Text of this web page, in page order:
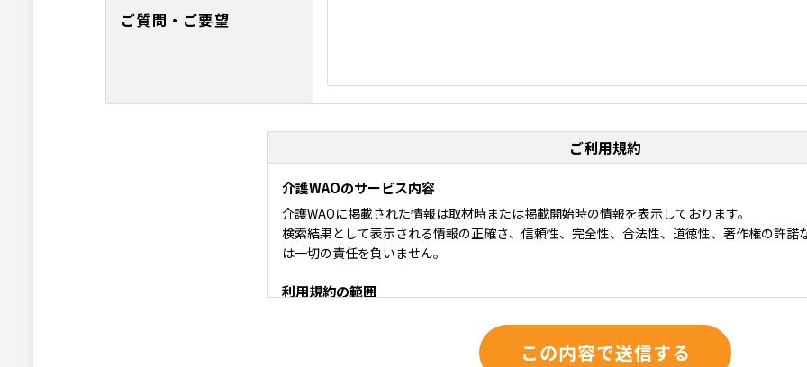
ご質問・ご要望
ご利用規約
介護WAOのサービス内容
介護WAOに掲載された情報は取材時または掲載開始時の情報を表示しております。
検索結果として表示される情報の正確さ、信頼性、完全性、合法性、道徳性、著作権の許諾
は一切の責任を負いません。
利用規約の範囲